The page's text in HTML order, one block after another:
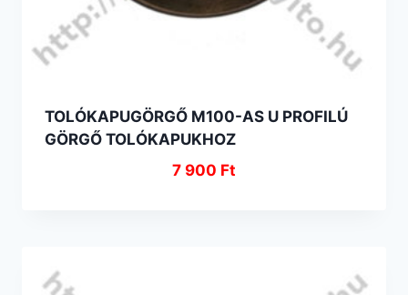
TOLÓKAPUGÖRGŐ M100-AS U PROFILÚ
GÖRGŐ TOLÓKAPUKHOZ
7 900 Ft